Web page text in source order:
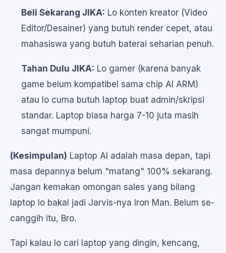
Beli Sekarang JIKA: Lo konten kreator (Video
Editor/Desainer) yang butuh render cepet, atau
mahasiswa yang butuh baterai seharian penuh.
Tahan Dulu JIKA: Lo gamer (karena banyak
game belum kompatibel sama chip AI ARM)
atau lo cuma butuh laptop buat admin/skripsi
standar. Laptop biasa harga 7-10 juta masih
sangat mumpuni.
(Kesimpulan) Laptop AI adalah masa depan, tapi
masa depannya belum "matang" 100% sekarang.
Jangan kemakan omongan sales yang bilang
laptop lo bakal jadi Jarvis-nya Iron Man. Belum se-
canggih itu, Bro.
Tapi kalau lo cari laptop yang dingin, kencang,